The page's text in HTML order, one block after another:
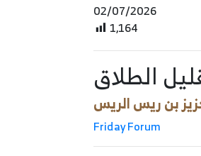
02/07/2026
1,164
الطلاق
بن ريس الريس
Friday Forum